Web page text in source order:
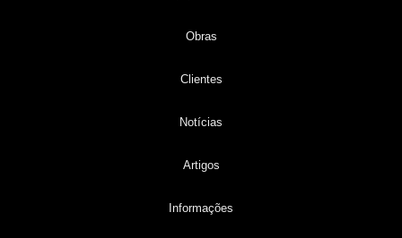
Obras
Clientes
Notícias
Artigos
Informações